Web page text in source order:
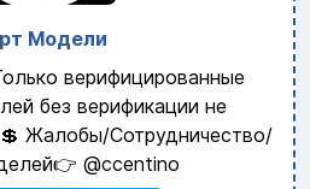
Модели
верифицированные
без верификации не
Жалобы/Сотрудничество/
@ccentino